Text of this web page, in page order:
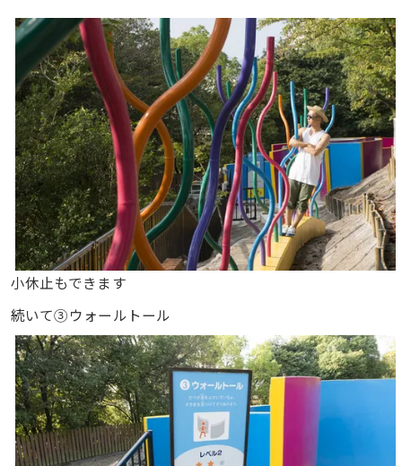
小休止もできます
続いて③ウォールトール